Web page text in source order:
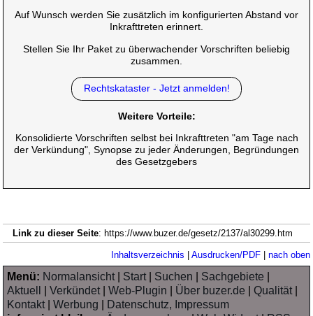
Auf Wunsch werden Sie zusätzlich im konfigurierten Abstand vor
Inkrafttreten erinnert.
Stellen Sie Ihr Paket zu überwachender Vorschriften beliebig
zusammen.
Rechtskataster - Jetzt anmelden!
Weitere Vorteile:
Konsolidierte Vorschriften selbst bei Inkrafttreten "am Tage nach
der Verkündung", Synopse zu jeder Änderungen, Begründungen
des Gesetzgebers
Link zu dieser Seite: https://www.buzer.de/gesetz/2137/al30299.htm
Inhaltsverzeichnis Ausdrucken/PDF| nach oben
Menü: Normalansicht| Start| Suchen Sachgebiete
Aktuell
|Verkündet|Web-Plugin Über buzer.de |Qualität|
Kontakt|Werbung
Datenschutz, Impressum